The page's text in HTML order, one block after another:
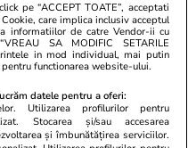
pe “ACCEPT TOATE”, acceptati
care implica inclusiv acceptul
informatiilor de catre Vendor-ii cu
SA MODIFIC SETARILE
in mod individual, mai putin
functionarea website-ului.
datele pentru a oferi:
Utilizarea profilurilor pentru
Stocarea și/sau accesarea
și îmbunătățirea serviciilor.